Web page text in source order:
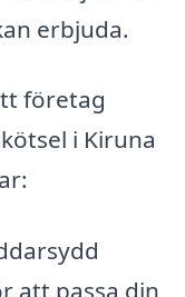
erbjuda.
företag
i Kiruna
att passa din